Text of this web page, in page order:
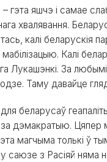
гэта яшчэ і самае
хвалявання.
калі беларускія
мабілізацыю. Калі
Лукашэнкі. За любымі
Таму давайце
беларусаў
дэмакратыю. Цяпер
магчыма толькі ў
у саюзе з Расіяй няма